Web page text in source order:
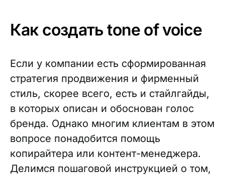
Как создать tone of voice
Если у компании есть сформированная
стратегия продвижения и фирменный
стиль, скорее всего, есть и стайлгайды,
в которых описан и обоснован голос
бренда. Однако многим клиентам в этом
вопросе понадобится помощь
копирайтера или контент-менеджера.
Делимся пошаговой инструкцией о том,